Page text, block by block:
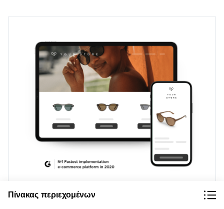
ένα ηλεκτρονικό κατάστημα στον ιστότοπό σας
Πίνακας περιεχομένων